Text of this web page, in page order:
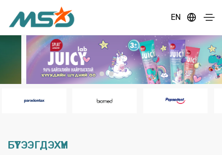
EN
БҮТЭЭГДЭХҮҮН